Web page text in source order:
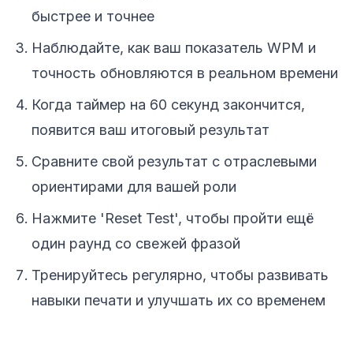
быстрее и точнее
Наблюдайте, как ваш показатель WPM и
точность обновляются в реальном времени
Когда таймер на 60 секунд закончится,
появится ваш итоговый результат
Сравните свой результат с отраслевыми
ориентирами для вашей роли
Нажмите 'Reset Test', чтобы пройти ещё
один раунд со свежей фразой
Тренируйтесь регулярно, чтобы развивать
навыки печати и улучшать их со временем